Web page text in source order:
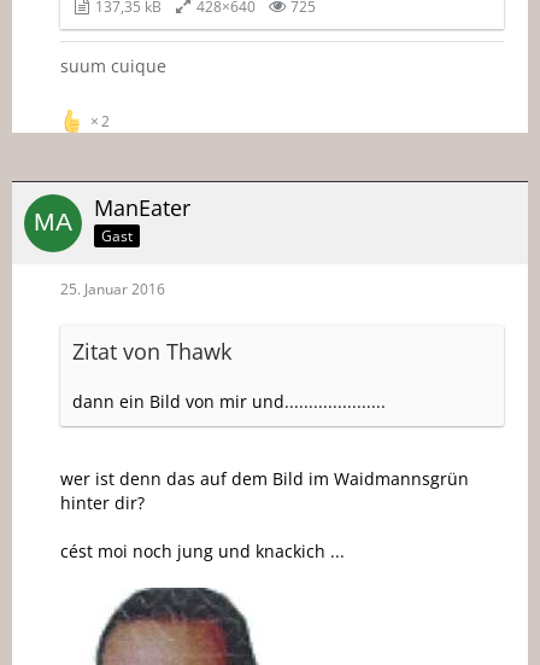
137,35 kB 428×640 725
suum cuique
2
ManEater
Gast
25. Januar 2016
Zitat von Thawk
dann ein Bild von mir und.....................
wer ist denn das auf dem Bild im Waidmannsgrün
hinter dir?
cést moi noch jung und knackich ...